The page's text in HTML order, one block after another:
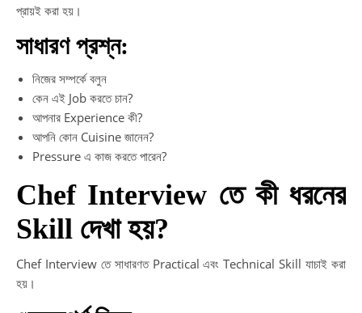
প্রায়ই করা হয়।
সাধারণ প্রশ্ন:
নিজের সম্পর্কে বলুন
কেন এই Job করতে চান?
আপনার Experience কী?
আপনি কোন Cuisine জানেন?
Pressure এ কাজ করতে পারেন?
Chef Interview তে কী ধরনের
Skill দেখা হয়?
Chef Interview তে সাধারণত Practical এবং Technical Skill যাচাই করা
হয়।